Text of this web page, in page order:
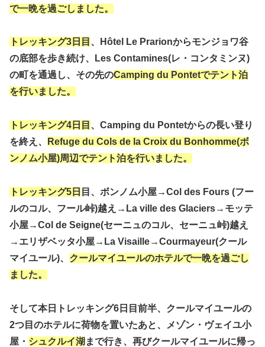
で一晩を過ごしました。
トレッキング3日目 、Hôtel Le Prarionからモンジョワ谷
の底部を歩き続け、Les Contamines(レ・コンタミンヌ)
の町を通過し、その先のCamping du Pontetでテント泊
を行いました。
トレッキング4日目 、Camping du Pontetからの長い登り
を終え、
Refuge du Cols de la Croix du Bonhomme(ボ
ンノム小屋)周辺でテント泊を行いました。
トレッキング5日 目、ボンノム小屋→Col des Fours (フー
ルのコル、フール峠)越え→La ville des Glaciers→モッテ
小屋→Col de Seigne(セーニュのコル、セーニュ峠)越え
→エリザベッタ小屋→La Visaille→Courmayeur(クール
マイユール)、 クールマイユールのホテルで一晩を過ごし
ました。
そして本日トレッキング6日目前半、クールマイユールの
2つ目のホテルに荷物を置いたあと、メゾン・ヴェイユ小
屋・ シュクルイ湖 まで行き、再びクールマイユールに帰っ